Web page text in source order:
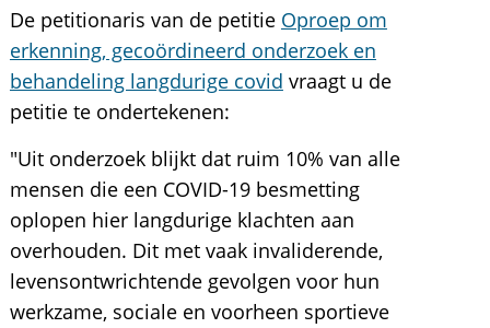
De petitionaris van de petitie Oproep om
erkenning, gecoördineerd onderzoek en
behandeling langdurige covid vraagt u de
petitie te ondertekenen:
"Uit onderzoek blijkt dat ruim 10% van alle
mensen die een COVID-19 besmetting
oplopen hier langdurige klachten aan
overhouden. Dit met vaak invaliderende,
levensontwrichtende gevolgen voor hun
werkzame, sociale en voorheen sportieve